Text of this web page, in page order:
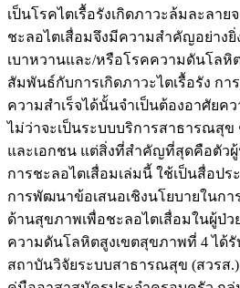
เป็นโรคไตเรื้อรังเกิดภาวะล้มละลา
ชะลอไตเสื่อมจึงมีความสำคัญอย่างยิ่
เบาหวานและ/หรือโรคความดันโลหิ
สัมพันธ์กับการเกิดภาวะไตเรื้อรัง กา
ความสำเร็จได้นั้นจำเป็นต้องอาศัย
ไม่ว่าจะเป็นระบบบริการสาธารณสุ
และเอกชน แต่สิ่งที่สำคัญที่สุดคือตัว
การชะลอไตเสื่อมเล่มนี้ ใช้เป็นสื่อปร
การพัฒนาข้อเสนอเชิงนโยบายในกา
ด้านสุขภาพเพื่อชะลอไตเสื่อมในผู้ป่ว
ความดันโลหิตสูงเขตสุขภาพที่ 4 ได้
สถาบันวิจัยระบบสาธารณสุข (สวรส